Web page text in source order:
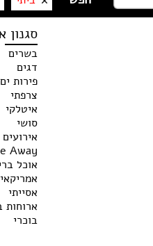
סגנון
בשרים
דגים
פירות ים
צרפתי
איטלקי
סושי
אירועים
Away
אוכל
אמריקאי
אסייתי
ארוחות
בוכרי